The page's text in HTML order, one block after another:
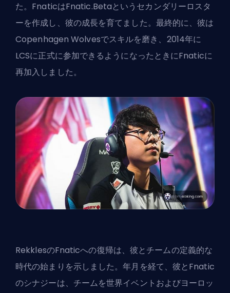
た。FnaticはFnatic.Betaというセカンダリーロスタ
ーを作成し、彼の成長を育てました。最終的に、彼は
Copenhagen Wolvesでスキルを磨き、2014年に
LCSに正式に参加できるようになったときにFnaticに
再加入しました。
RekklesのFnaticへの復帰は、彼とチームの定義的な
時代の始まりを示しました。年月を経て、彼とFnatic
のシナジーは、チームを世界イベントおよびヨーロッ